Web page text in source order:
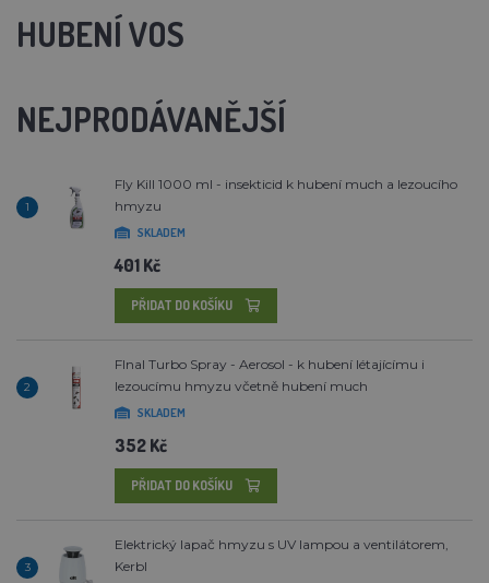
HUBENÍ VOS
NEJPRODÁVANĚJŠÍ
1
Fly Kill 1000 ml - insekticid k hubení much a lezoucího
hmyzu
SKLADEM
401 Kč
PŘIDAT DO KOŠÍKU
2
FInal Turbo Spray - Aerosol - k hubení létajícímu i
lezoucímu hmyzu včetně hubení much
SKLADEM
352 Kč
PŘIDAT DO KOŠÍKU
3
Elektrický lapač hmyzu s UV lampou a ventilátorem,
Kerbl